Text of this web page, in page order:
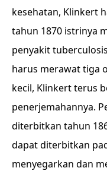
kesehatan, Klinkert
tahun 1870 istrinya
penyakit
harus merawat tiga
kecil, Klinkert terus
penerjemahannya.
diterbitkan tahun
dapat diterbitkan
menyegarkan dan